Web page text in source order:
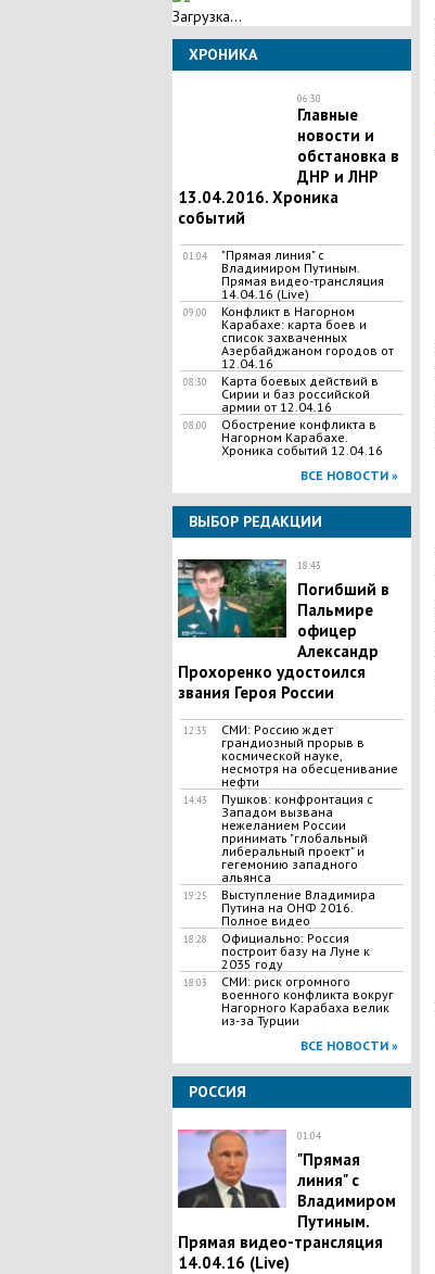
Загрузка...
ХРОНИКА
06:30
Главные
новости и
обстановка в
ДНР и ЛНР
13.04.2016. Хроника
событий
01:04
"Прямая линия" с
Владимиром Путиным.
Прямая видео-трансляция
14.04.16 (Live)
09:00
Конфликт в Нагорном
Карабахе: карта боев и
список захваченных
Азербайджаном городов от
12.04.16
08:30
Карта боевых действий в
Сирии и баз российской
армии от 12.04.16
08:00
Обострение конфликта в
Нагорном Карабахе.
Хроника событий 12.04.16
ВСЕ НОВОСТИ »
ВЫБОР РЕДАКЦИИ
18:43
Погибший в
Пальмире
офицер
Александр
Прохоренко удостоился
звания Героя России
12:35
СМИ: Россию ждет
грандиозный прорыв в
космической науке,
несмотря на обесценивание
нефти
14:43
Пушков: конфронтация с
Западом вызвана
нежеланием России
принимать "глобальный
либеральный проект" и
гегемонию западного
альянса
19:25
Выступление Владимира
Путина на ОНФ 2016.
Полное видео
18:28
Официально: Россия
построит базу на Луне к
2035 году
18:03
СМИ: риск огромного
военного конфликта вокруг
Нагорного Карабаха велик
из-за Турции
ВСЕ НОВОСТИ »
РОССИЯ
01:04
"Прямая
линия" с
Владимиром
Путиным.
Прямая видео-трансляция
14.04.16 (Live)